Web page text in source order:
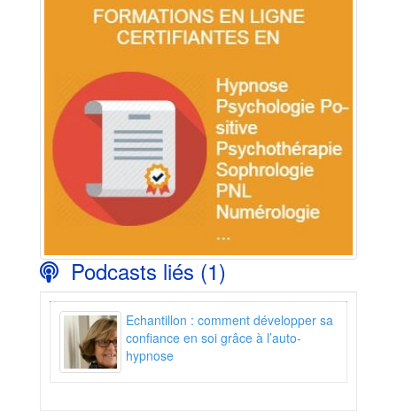
Podcasts liés (1)
Echantillon : comment développer sa
confiance en soi grâce à l’auto-
hypnose